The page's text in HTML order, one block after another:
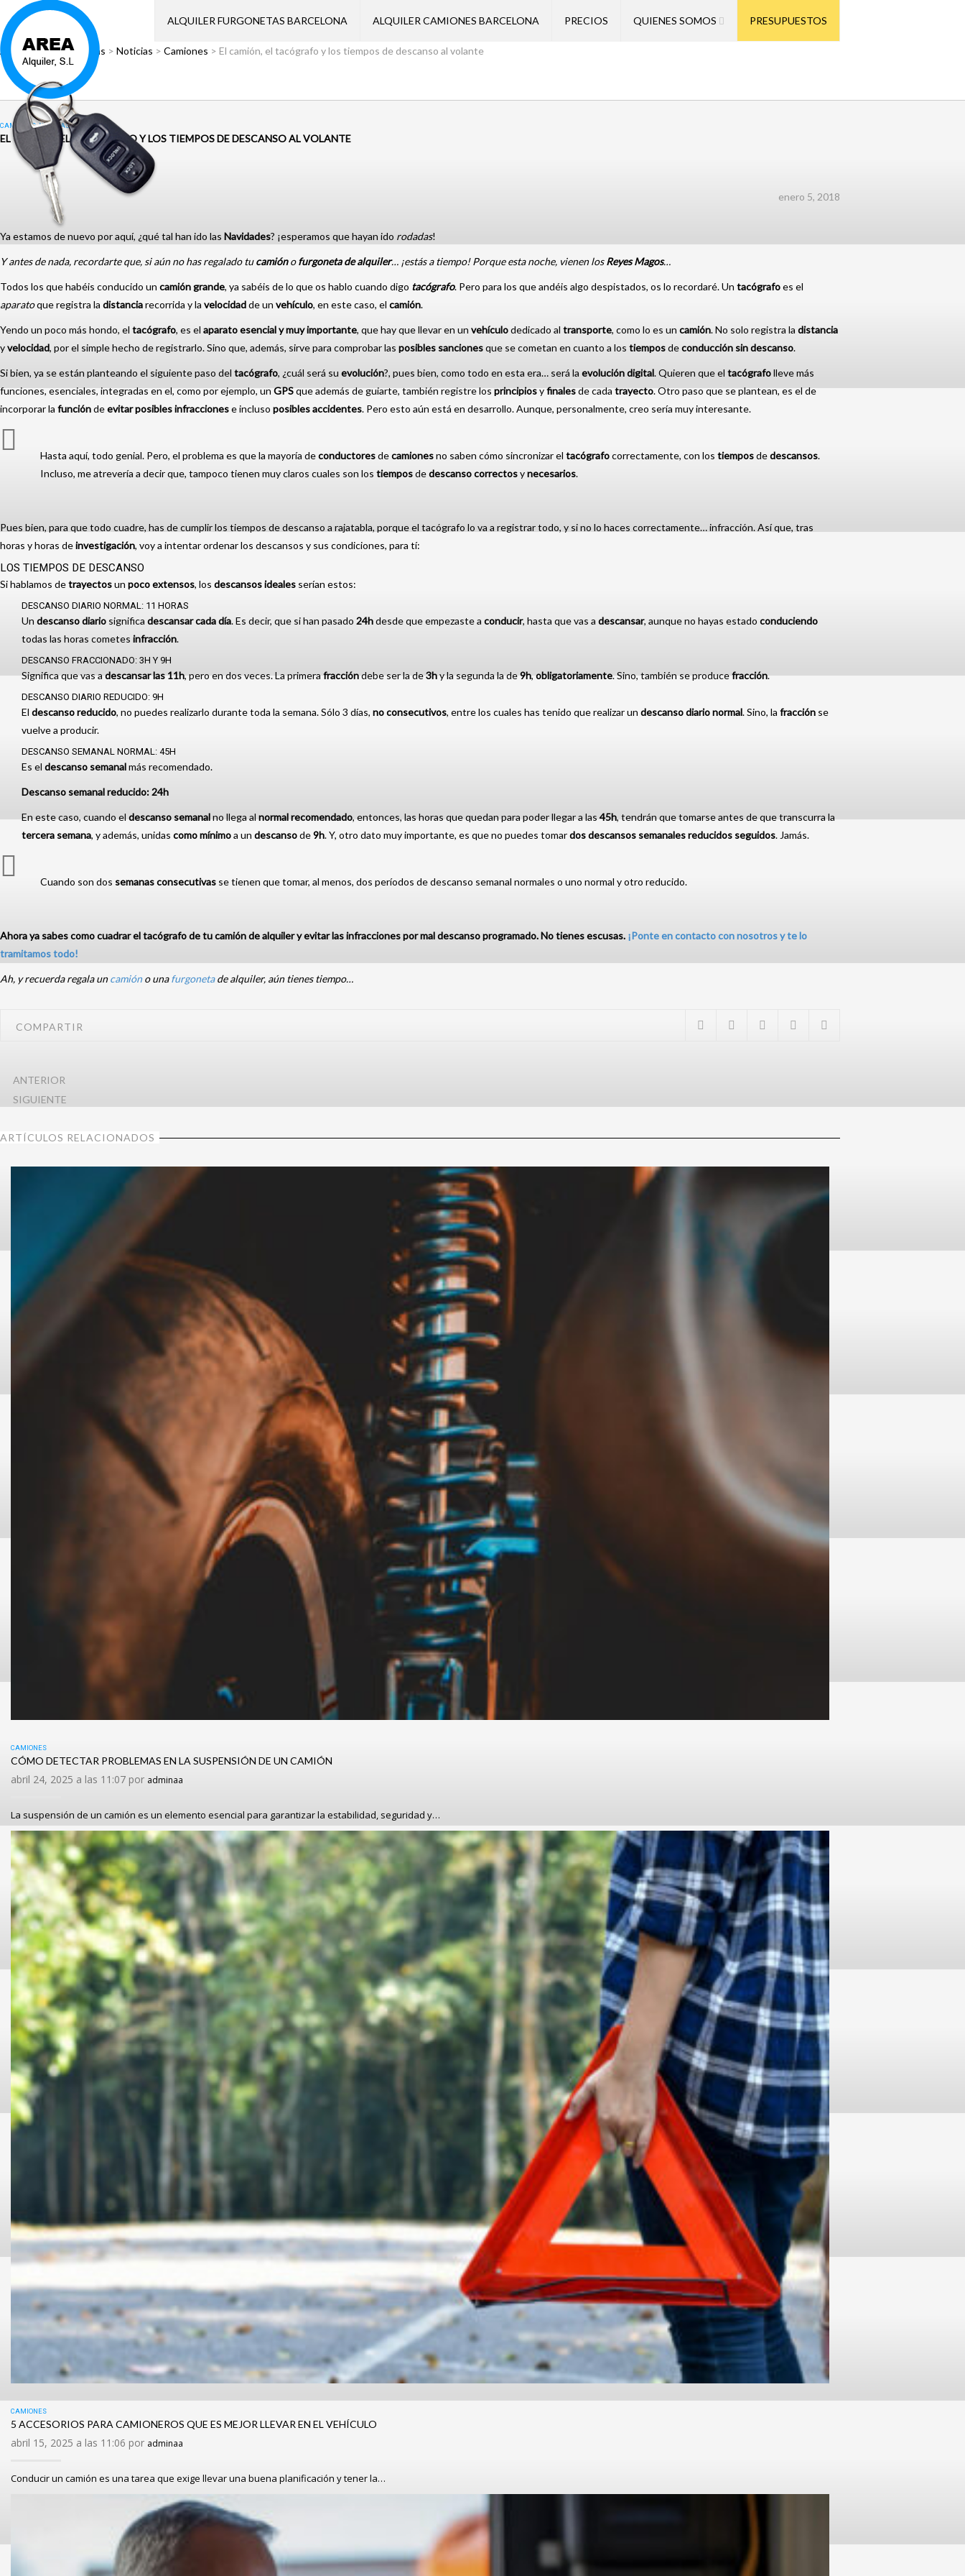
ALQUILER FURGONETAS BARCELONA ALQUILER CAMIONES BARCELONA PRECIOS QUIENES SOMOS PRESUPUESTOS
Área Alquiler>Noticias > Noticias > Camiones > El camión, el tacógrafo y los tiempos de descanso al volante
CAMIONES,NOTICIAS
EL CAMIÓN, EL TACÓGRAFO Y LOS TIEMPOS DE DESCANSO AL VOLANTE
enero 5, 2018
Ya estamos de nuevo por aquí, ¿qué tal han ido las Navidades? ¡esperamos que hayan ido rodadas!
Y antes de nada, recordarte que, si aún no has regalado tucamiónofurgoneta de alquiler… ¡estás a tiempo! Porque esta noche, vienen losReyes Magos…
Todos los que habéis conducido un camióngrande, ya sabéis de lo que os hablo cuando digo tacógrafo. Pero para los que andéis algo despistados, os lo recordaré. Un tacógrafoes el
aparatoque registra la distanciarecorrida y la velocidadde un vehículo, en este caso, el camión.
Yendo un poco más hondo, el tacógrafo, es el aparatoesencialy muyimportante, que hay que llevar en un vehículodedicado al transporte, como lo es un camión. No solo registra la distancia
yvelocidad, por el simple hecho de registrarlo. Sino que, además, sirve para comprobar las posibles sancionesque se cometan en cuanto a los tiemposdeconducción sindescanso.
Si bien, ya se están planteando el siguiente paso del tacógrafo, ¿cuál será su evolución?, pues bien, como todo en esta era… será la evolución digital. Quieren que el tacógrafolleve más
funciones, esenciales, integradas en el, como por ejemplo, unGPSque además de guiarte, también registre losprincipiosyfinalesde cadatrayecto. Otro paso que se plantean, es el de
incorporar la funcióndeevitarposibles infraccionese incluso posiblesaccidentes. Pero esto aún está en desarrollo. Aunque, personalmente, creo sería muy interesante.
Hasta aquí, todo genial. Pero, el problema es que la mayoría deconductoresdecamionesno saben cómo sincronizar el tacógrafocorrectamente, con los tiemposdedescansos.
Incluso, me atrevería a decir que, tampoco tienen muy claros cuales son los tiemposdedescanso correctosynecesarios.
Pues bien, para que todo cuadre, has de cumplir los tiempos de descanso a rajatabla, porque el tacógrafo lo va a registrar todo, y si no lo haces correctamente… infracción. Así que, tras
horas y horas deinvestigación, voy a intentar ordenar los descansos y sus condiciones, para tí:
LOS TIEMPOS DE DESCANSO
Si hablamos detrayectosun pocoextensos, los descansos ideales serían estos:
DESCANSO DIARIO NORMAL: 11 HORAS
Un descansodiario significa descansarcada día. Es decir, que si han pasado 24hdesde que empezaste a conducir, hasta que vas a descansar, aunque no hayas estado conduciendo
todas las horas cometes infracción.
DESCANSO FRACCIONADO: 3H Y 9H
Significa que vas adescansarlas 11h, pero en dos veces. La primerafraccióndebe ser la de3hy la segunda la de9h,obligatoriamente. Sino, también se producefracción.
DESCANSO DIARIO REDUCIDO: 9H
El descansoreducido, no puedes realizarlo durante toda la semana. Sólo 3 días, no consecutivos, entre los cuales has tenido que realizar un descanso diarionormal. Sino, la fracción se
vuelve a producir.
DESCANSO SEMANAL NORMAL: 45H
Es el descansosemanalmás recomendado.
Descanso semanal reducido: 24h
En este caso, cuando eldescanso semanalno llega alnormalrecomendado, entonces, las horas que quedan para poder llegar a las45h, tendrán que tomarse antes de que transcurra la
tercera semana, y además, unidas como mínimoa un descansode9h. Y, otro dato muy importante, es que no puedes tomardos descansos semanales reducidos seguidos. Jamás.
Cuando son dos semanas consecutivas se tienen que tomar, al menos, dos períodos de descanso semanal normales o uno normal y otro reducido.
Ahora ya sabes como cuadrar el tacógrafo de tu camión de alquiler y evitar las infracciones por mal descanso programado. No tienes escusas. ¡Ponte en contacto con nosotros y te lo
tramitamos todo!
Ah, y recuerda regala uncamión o unafurgonetade alquiler, aún tienes tiempo…
COMPARTIR
ANTERIOR
SIGUIENTE
ARTÍCULOS RELACIONADOS
CAMIONES
CÓMO DETECTAR PROBLEMAS EN LA SUSPENSIÓN DE UN CAMIÓN
abril 24, 2025 a las 11:07 por adminaa
La suspensión de un camión es un elemento esencial para garantizar la estabilidad, seguridad y…
CAMIONES
5 ACCESORIOS PARA CAMIONEROS QUE ES MEJOR LLEVAR EN EL VEHÍCULO
abril 15, 2025 a las 11:06 por adminaa
Conducir un camión es una tarea que exige llevar una buena planificación y tener la…